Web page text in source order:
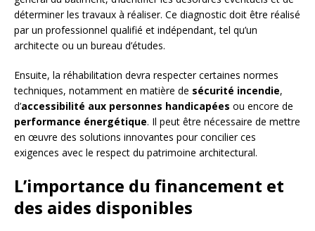
déterminer les travaux à réaliser. Ce diagnostic doit être réalisé
par un professionnel qualifié et indépendant, tel qu’un
architecte ou un bureau d’études.
Ensuite, la réhabilitation devra respecter certaines normes
techniques, notamment en matière de sécurité incendie,
d’accessibilité aux personnes handicapées ou encore de
performance énergétique. Il peut être nécessaire de mettre
en œuvre des solutions innovantes pour concilier ces
exigences avec le respect du patrimoine architectural.
L’importance du financement et
des aides disponibles